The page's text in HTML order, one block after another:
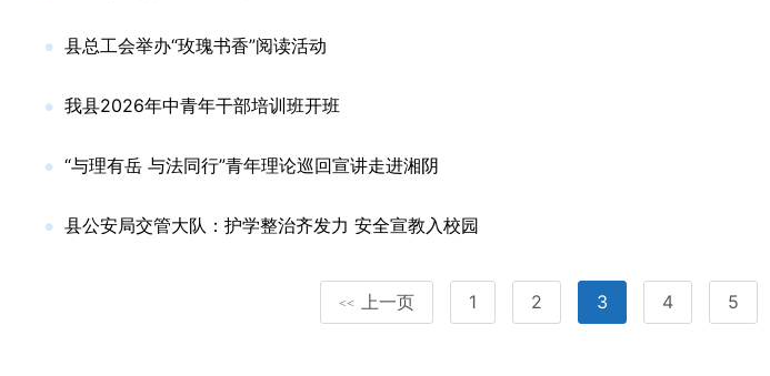
县总工会举办“玫瑰书香”阅读活动
我县2026年中青年干部培训班开班
“与理有岳 与法同行”青年理论巡回宣讲走进湘阴
县公安局交管大队：护学整治齐发力 安全宣教入校园
<< 上一页 1 2 3 4 5